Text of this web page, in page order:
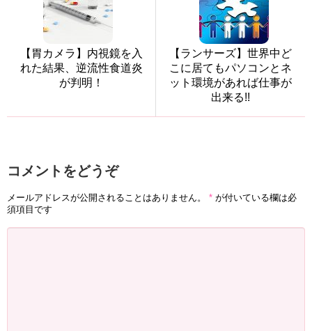
【胃カメラ】内視鏡を入
れた結果、逆流性食道炎
が判明！
【ランサーズ】世界中ど
こに居てもパソコンとネ
ット環境があれば仕事が
出来る!!
コメントをどうぞ
メールアドレスが公開されることはありません。 * が付いている欄は必
須項目です